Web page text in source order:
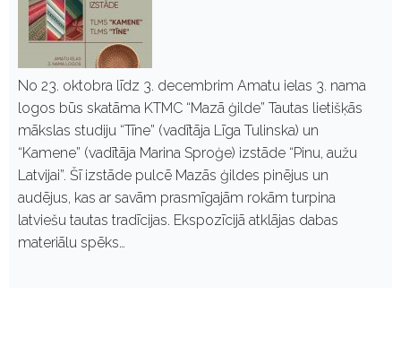
No 23. oktobra līdz 3. decembrim Amatu ielas 3. nama
logos būs skatāma KTMC “Mazā ģilde” Tautas lietišķās
mākslas studiju “Tīne” (vadītāja Līga Tulinska) un
“Kamene” (vadītāja Marina Sproģe) izstāde “Pinu, aužu
Latvijai”. Šī izstāde pulcē Mazās ģildes pinējus un
audējus, kas ar savām prasmīgajām rokām turpina
latviešu tautas tradīcijas. Ekspozīcijā atklājas dabas
materiālu spēks…